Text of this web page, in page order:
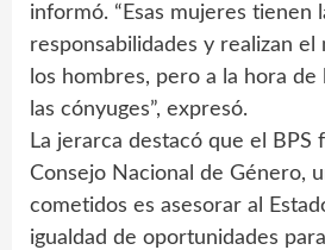
informó. “Esas mujeres tienen
responsabilidades y realizan el
los hombres, pero a la hora
las cónyuges”, expresó.
La jerarca destacó que el BPS
Consejo Nacional de Género,
cometidos es asesorar al
igualdad de oportunidades